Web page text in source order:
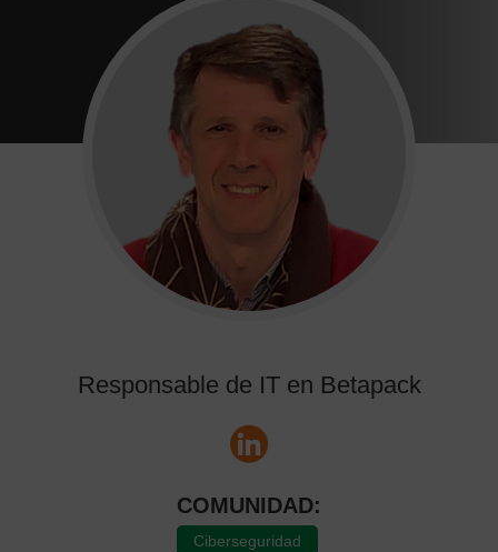
Responsable de IT en Betapack
COMUNIDAD:
Ciberseguridad